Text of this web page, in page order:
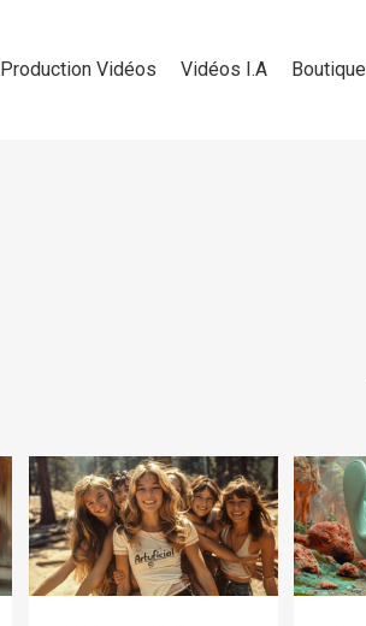
Production Vidéos Vidéos I.A Boutique